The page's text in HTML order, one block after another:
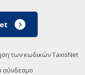
των κωδικών TaxisNet
σύνδεσμο